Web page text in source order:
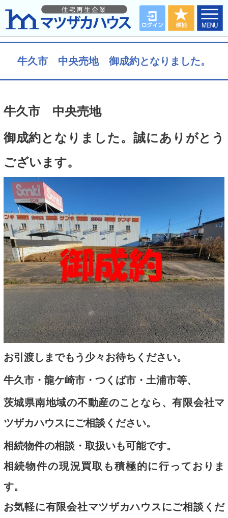
牛久市 中央売地 御成約となりました。
牛久市 中央売地
御成約となりました。誠にありがとう
ございます。
お引渡しまでもう少々お待ちください。
牛久市・龍ケ崎市・つくば市・土浦市等、
茨城県南地域の不動産のことなら、有限会社マ
ツザカハウスにご相談ください。
相続物件の相談・取扱いも可能です。
相続物件の現況買取も積極的に行っておりま
す。
お気軽に有限会社マツザカハウスにご相談くだ